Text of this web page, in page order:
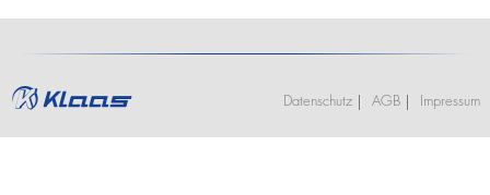
Datenschutz AGB Impressum